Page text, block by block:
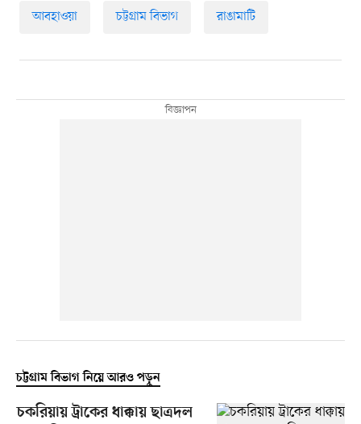
আবহাওয়া চট্টগ্রাম বিভাগ রাঙামাটি
চট্টগ্রাম বিভাগ নিয়ে আরও পড়ুন
চকরিয়ায় ট্রাকের ধাক্কায় ছাত্রদল